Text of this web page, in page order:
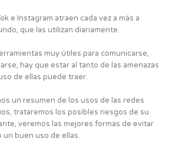
e Instagram atraen cada vez a más a
que las utilizan diariamente.
muy útiles para comunicarse,
hay que estar al tanto de las amenazas
de ellas puede traer.
un resumen de los usos de las redes
trataremos los posibles riesgos de su
veremos las mejores formas de evitar
buen uso de ellas.